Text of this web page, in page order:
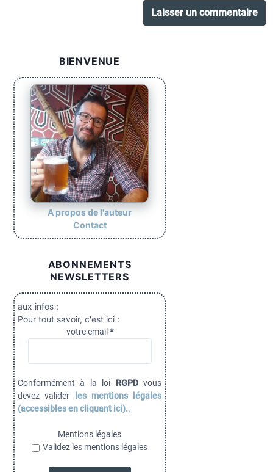
BIENVENUE
A propos de l'auteur
Contact
ABONNEMENTS
NEWSLETTERS
aux infos :
Pour tout savoir, c'est ici :
votre email *
Conformément à la loi RGPDvous
devez valider
les mentions légales
(accessibles en cliquant ici)..
Mentions légales
Validez les mentions légales